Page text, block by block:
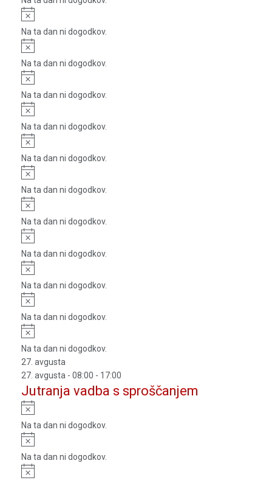
Notice
Na ta dan ni dogodkov.
Notice
Na ta dan ni dogodkov.
Notice
Na ta dan ni dogodkov.
Notice
Na ta dan ni dogodkov.
Notice
Na ta dan ni dogodkov.
Notice
Na ta dan ni dogodkov.
Notice
Na ta dan ni dogodkov.
Notice
Na ta dan ni dogodkov.
Notice
Na ta dan ni dogodkov.
Notice
Na ta dan ni dogodkov.
Notice
Na ta dan ni dogodkov.
27. avgusta
27. avgusta - 08:00 - 17:00
Jutranja vadba s sproščanjem
Notice
Na ta dan ni dogodkov.
Notice
Na ta dan ni dogodkov.
Notice